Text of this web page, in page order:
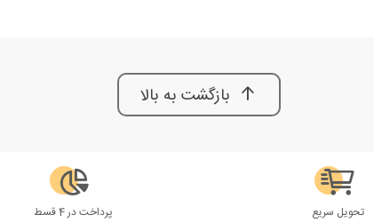
بازگشت به بالا
تحویل سریع پرداخت در 4 قسط